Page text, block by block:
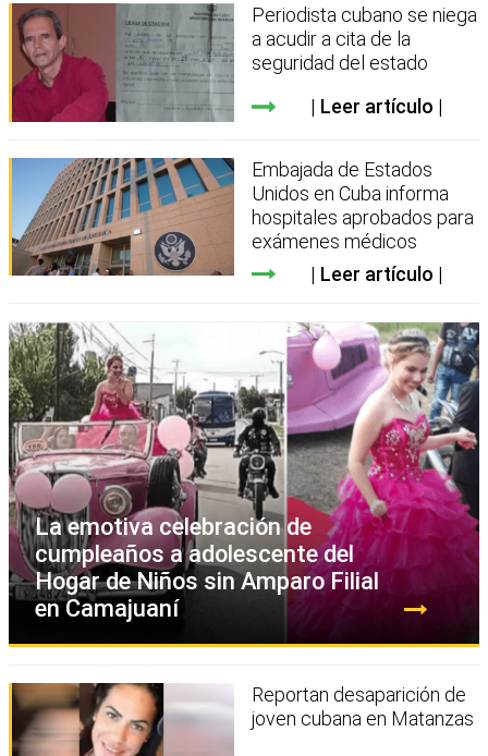
Periodista cubano se niega
a acudir a cita de la
seguridad del estado
Leer artículo
Embajada de Estados
Unidos en Cuba informa
hospitales aprobados para
exámenes médicos
Leer artículo
La emotiva celebración de
cumpleaños a adolescente del
Hogar de Niños sin Amparo Filial
en Camajuaní
Reportan desaparición de
joven cubana en Matanzas